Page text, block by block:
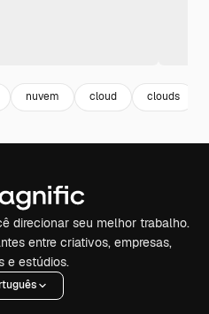
nuvem cloud clouds
direcionar seu melhor trabalho.
entre criativos, empresas,
e estúdios.